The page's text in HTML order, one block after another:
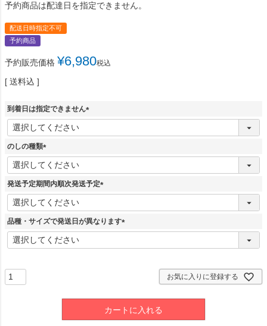
予約商品は配達日を指定できません。
配送日時指定不可
予約商品
予約販売価格 ¥6,980税込
送料込
到着日は指定できません
(
のしの種類
(
必
須
発送予定期間内順次発送予定
(
須
品種・サイズで発送日が異なります
(
お気に入りに登録する
カートに入れる